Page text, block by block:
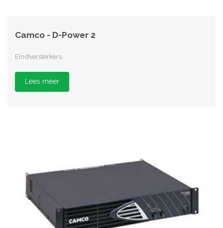
Camco - D-Power 2
Eindversterkers
Lees meer